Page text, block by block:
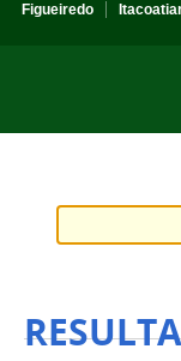
Figueiredo